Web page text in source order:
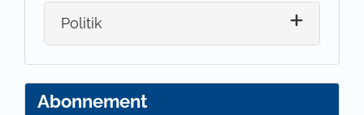
Politik
Abonnement